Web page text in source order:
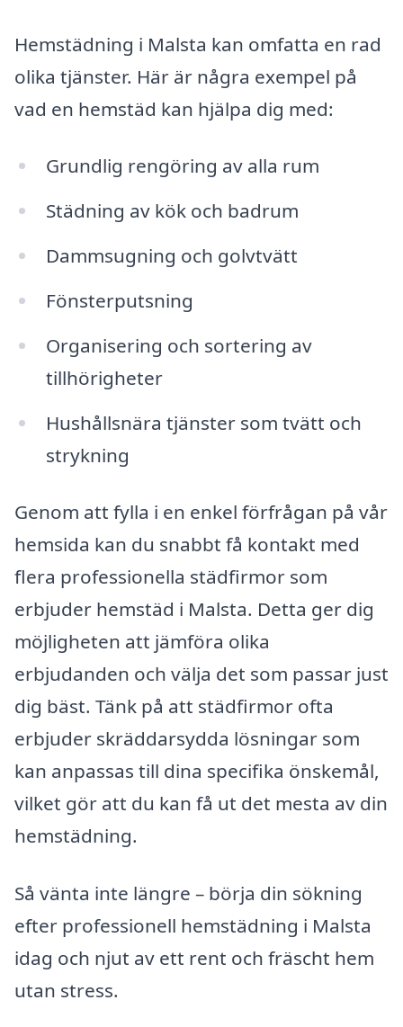
Hemstädning i Malsta kan omfatta en rad
olika tjänster. Här är några exempel på
vad en hemstäd kan hjälpa dig med:
Grundlig rengöring av alla rum
Städning av kök och badrum
Dammsugning och golvtvätt
Fönsterputsning
Organisering och sortering av
tillhörigheter
Hushållsnära tjänster som tvätt och
strykning
Genom att fylla i en enkel förfrågan på vår
hemsida kan du snabbt få kontakt med
flera professionella städfirmor som
erbjuder hemstäd i Malsta. Detta ger dig
möjligheten att jämföra olika
erbjudanden och välja det som passar just
dig bäst. Tänk på att städfirmor ofta
erbjuder skräddarsydda lösningar som
kan anpassas till dina specifika önskemål,
vilket gör att du kan få ut det mesta av din
hemstädning.
Så vänta inte längre – börja din sökning
efter professionell hemstädning i Malsta
idag och njut av ett rent och fräscht hem
utan stress.